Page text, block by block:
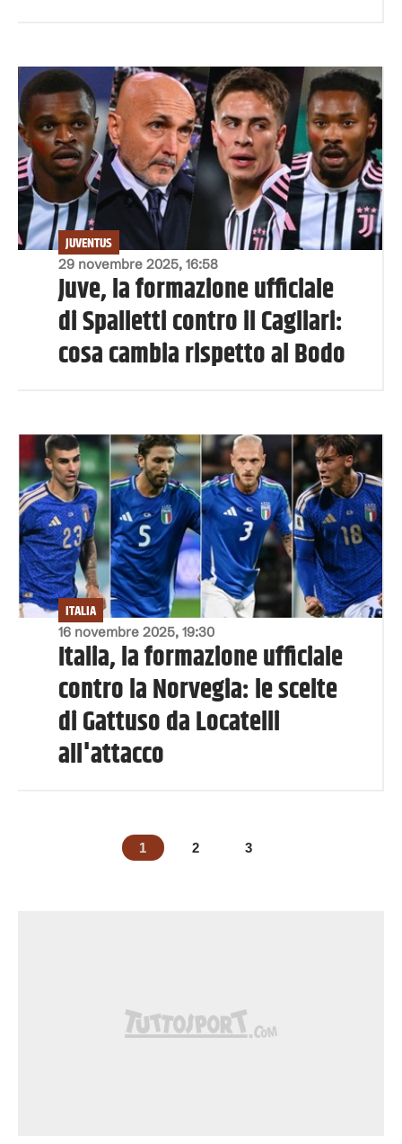
29 novembre 2025, 16:58
JUVENTUS
Juve, la formazione ufficiale
di Spalletti contro il Cagliari:
cosa cambia rispetto al Bodo
16 novembre 2025, 19:30
ITALIA
Italia, la formazione ufficiale
contro la Norvegia: le scelte
di Gattuso da Locatelli
all'attacco
1 2 3